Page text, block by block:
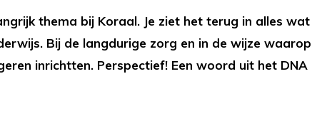
thema bij Koraal. Je ziet het terug in alles wat
Bij de langdurige zorg en in de wijze waarop
inrichtten. Perspectief! Een woord uit het DNA